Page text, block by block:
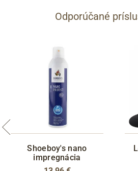
Odporúčané
Shoeboy's nano
impregnácia